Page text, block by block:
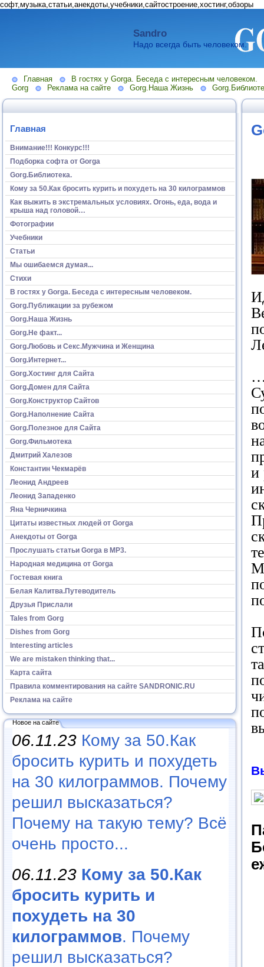
софт,музыка,статьи,анекдоты,учебники,сайтостроение,хостинг,обзоры
Sandro
Надо всегда быть человеком.
Главная
В гостях у Gorga. Беседа с интересным человеком.
Gorg
Реклама на сайте Gorg.Наша Жизнь
Главная
Внимание!!! Конкурс!!!
Подборка софта от Gorga
Gorg.Библиотека.
Кому за 50.Как бросить курить и похудеть на 30 килограммов
Как выжить в экстремальных условиях. Огонь, еда, вода и
крыша над головой…
Фотографии
Учебники
Статьи
Мы ошибаемся думая...
Стихи
В гостях у Gorga. Беседа с интересным человеком.
Gorg.Публикации за рубежом
Gorg.Наша Жизнь
Gorg.Не факт...
Gorg.Любовь и Секс.Мужчина и Женщина
Gorg.Интернет...
Gorg.Хостинг для Сайта
Gorg.Домен для Сайта
Gorg.Конструктор Сайтов
Gorg.Наполнение Сайта
Gorg.Полезное для Сайта
Gorg.Фильмотека
Дмитрий Халезов
Константин Чекмарёв
Леонид Андреев
Леонид Западенко
Яна Черничкина
Цитаты известных людей от Gorga
Анекдоты от Gorga
Прослушать статьи Gorga в МР3.
Народная медицина от Gorga
Гостевая книга
Белая Калитва.Путеводитель
Друзья Прислали
Tales from Gorg
Dishes from Gorg
Interesting articles
We are mistaken thinking that...
Карта сайта
Правила комментирования на сайте SANDRONIC.RU
Реклама на сайте
Новое на сайте
06.11.23 Кому за 50.Как
бросить курить и похудеть
на 30 килограммов. Почему
решил высказаться?
Почему на такую тему? Всё
очень просто...
06.11.23 Кому за 50.Как
бросить курить и
похудеть на 30
килограммов. Почему
решил высказаться?
и